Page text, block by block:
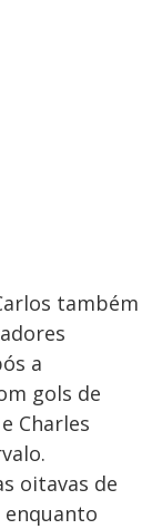
também
a
gols de
Charles
oitavas de